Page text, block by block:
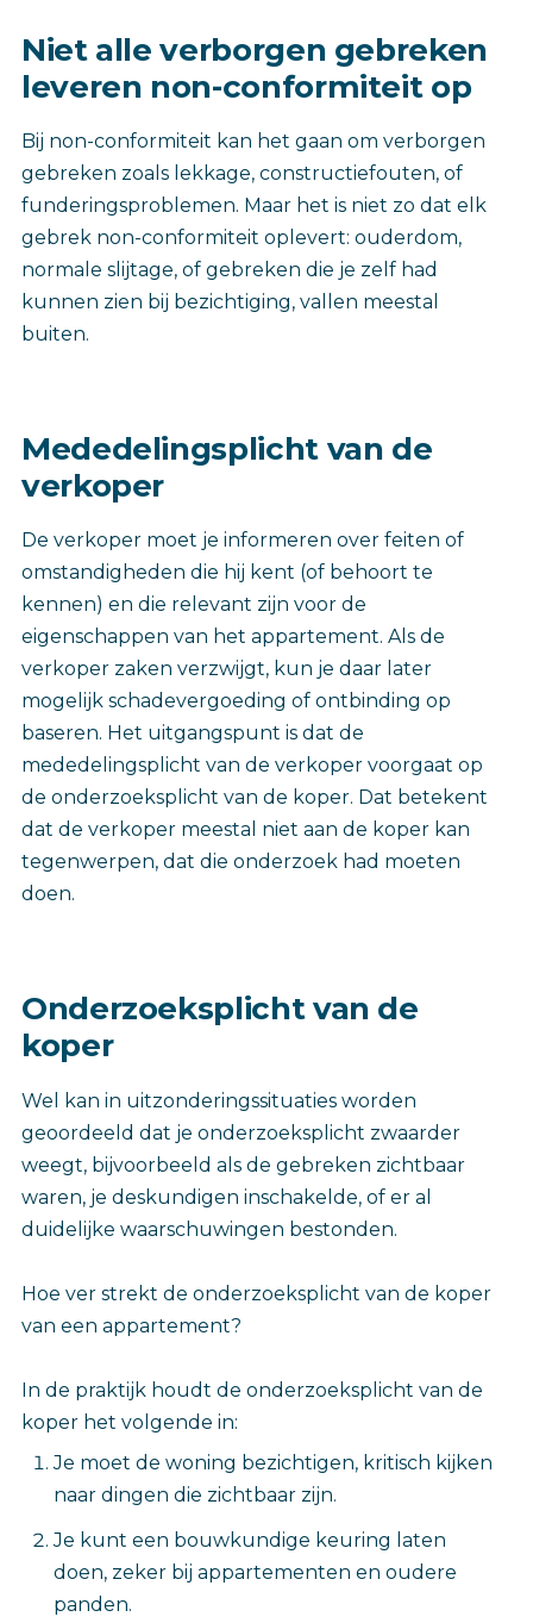
Niet alle verborgen gebreken
leveren non-conformiteit op
Bij non-conformiteit kan het gaan om verborgen
gebreken zoals lekkage, constructiefouten, of
funderingsproblemen. Maar het is niet zo dat elk
gebrek non-conformiteit oplevert: ouderdom,
normale slijtage, of gebreken die je zelf had
kunnen zien bij bezichtiging, vallen meestal
buiten.
Mededelingsplicht van de
verkoper
De verkoper moet je informeren over feiten of
omstandigheden die hij kent (of behoort te
kennen) en die relevant zijn voor de
eigenschappen van het appartement. Als de
verkoper zaken verzwijgt, kun je daar later
mogelijk schadevergoeding of ontbinding op
baseren. Het uitgangspunt is dat de
mededelingsplicht van de verkoper voorgaat op
de onderzoeksplicht van de koper. Dat betekent
dat de verkoper meestal niet aan de koper kan
tegenwerpen, dat die onderzoek had moeten
doen.
Onderzoeksplicht van de
koper
Wel kan in uitzonderingssituaties worden
geoordeeld dat je onderzoeksplicht zwaarder
weegt, bijvoorbeeld als de gebreken zichtbaar
waren, je deskundigen inschakelde, of er al
duidelijke waarschuwingen bestonden.
Hoe ver strekt de onderzoeksplicht van de koper
van een appartement?
In de praktijk houdt de onderzoeksplicht van de
koper het volgende in:
Je moet de woning bezichtigen, kritisch kijken
naar dingen die zichtbaar zijn.
Je kunt een bouwkundige keuring laten
doen, zeker bij appartementen en oudere
panden.